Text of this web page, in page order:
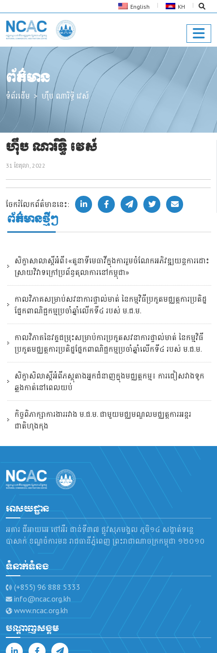
English KH
ព័ត៌មាន
ទំព័រដើម ហ៊ឹប ណារិទ្ធិ វេស៍
ហ៊ឹប ណារិទ្ធិ វេស៍
31 ខែ​តុលា, 2022
ចែករំលែកព័ត៌មាននេះ:
ព័ត៌មានថ្មីៗ
សិក្ខាសាលាស្តីអំពី៖«តួនាទីមេធាវីក្នុងការរួមចំណែកអភិវឌ្ឍយន្តការដោះ
ស្រាយវិវាទក្រៅប្រព័ន្ធតុលាការនៅកម្ពុជា»
កាលវិភាគសម្រាប់សវនាការផ្ទាល់មាត់ នៃកម្មវិធីប្រកួតមជ្ឈត្តការប្រតិដ្ឋ
ផ្នែកពាណិជ្ជកម្មប្រចាំឆ្នាំលើកទី៤ របស់ ម.ជ.ម.
កាលវិភាគនៃវគ្គជម្រុះសម្រាប់ការប្រកួតសវនាការផ្ទាល់មាត់ នៃកម្មវិធី
ប្រកួតមជ្ឈត្តការប្រតិដ្ឋផ្នែកពាណិជ្ជកម្មប្រចាំឆ្នាំលើកទី៤ របស់ ម.ជ.ម.
សិក្ខាសិលាស្ដីអំពីភស្តុតាងអ្នកជំនាញក្នុងមជ្ឈត្តកម្ម៖ ការជៀសវាងទូក
ឆ្លងកាត់នៅពេលយប់
កិច្ចពិភាក្សាការងាររវាង ម.ជ.ម. ជាមួយមជ្ឈមណ្ឌលមជ្ឈត្តការអន្តរ
ជាតិហុងកុង
អាសយដ្ឋាន
អគារ ជីអាយអេ ថៅអឺរ ជាន់ទី៣៧ ផ្លូវសុភមង្គល ភូមិ១៤ សង្កាត់ទន្លេ
បាសាក់ ខណ្ឌចំការមន រាជធានីភ្នំពេញ ព្រះរាជាណាចក្រកម្ពុជា ១២០១០
ទំនាក់ទំនង
(+855) 96 888 5333
info@ncac.org.kh
www.ncac.org.kh
បណ្តាញសង្គម